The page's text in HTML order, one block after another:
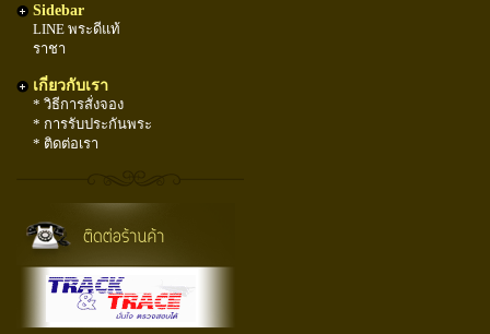
Sidebar
LINE พระดีแท้
ราชา
เกี่ยวกับเรา
* วิธีการสั่งจอง
* การรับประกันพระ
* ติดต่อเรา